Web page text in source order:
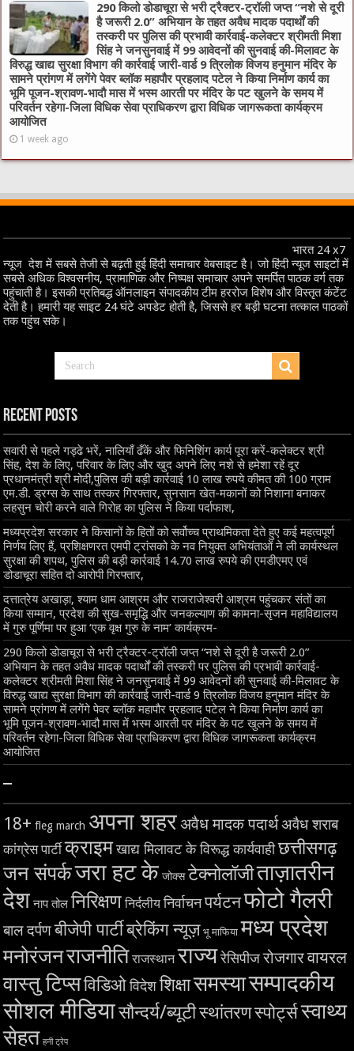
290 किलो डोडाचूरा से भरी ट्रैक्टर-ट्रॉली जप्त “नशे से दूरी
है जरूरी 2.0” अभियान के तहत अवैध मादक पदार्थों की
तस्करी पर पुलिस की प्रभावी कार्रवाई-कलेक्टर श्रीमती मिशा
सिंह ने जनसुनवाई में 99 आवेदनों की सुनवाई की-मिलावट के
विरुद्ध खाद्य सुरक्षा विभाग की कार्रवाई जारी-वार्ड 9 त्रिलोक विजय हनुमान मंदिर के
सामने प्रांगण में लगेंगे पेवर ब्लॉक महापौर प्रहलाद पटेल ने किया निर्माण कार्य का
भूमि पूजन-श्रावण-भादौ मास में भस्म आरती पर मंदिर के पट खुलने के समय में
परिवर्तन रहेगा-जिला विधिक सेवा प्राधिकरण द्वारा विधिक जागरूकता कार्यक्रम
आयोजित
1 week ago
भारत 24 x7
न्यूज देश में सबसे तेजी से बढ़ती हुई हिंदी समाचार वेबसाइट है। जो हिंदी न्यूज साइटों में
सबसे अधिक विश्वसनीय, प्रामाणिक और निष्पक्ष समाचार अपने समर्पित पाठक वर्ग तक
पहुंचाती है। इसकी प्रतिबद्ध ऑनलाइन संपादकीय टीम हररोज विशेष और विस्तृत कंटेंट
देती है। हमारी यह साइट 24 घंटे अपडेट होती है, जिससे हर बड़ी घटना तत्काल पाठकों
तक पहुंच सके।
Recent Posts
सवारी से पहले गड्ढे भरें, नालियाँ ढँकें और फिनिशिंग कार्य पूरा करें-कलेक्टर श्री
सिंह, देश के लिए, परिवार के लिए और खुद अपने लिए नशे से हमेशा रहें दूर
प्रधानमंत्री श्री मोदी,पुलिस की बड़ी कार्रवाई 10 लाख रुपये कीमत की 100 ग्राम
एम.डी. ड्रग्स के साथ तस्कर गिरफ्तार, सुनसान खेत-मकानों को निशाना बनाकर
लहसुन चोरी करने वाले गिरोह का पुलिस ने किया पर्दाफाश,
मध्यप्रदेश सरकार ने किसानों के हितों को सर्वोच्च प्राथमिकता देते हुए कई महत्वपूर्ण
निर्णय लिए हैं, प्रशिक्षणरत एमपी ट्रांसको के नव नियुक्त अभियंताओं ने ली कार्यस्थल
सुरक्षा की शपथ, पुलिस की बड़ी कार्रवाई 14.70 लाख रुपये की एमडीएमए एवं
डोडाचूरा सहित दो आरोपी गिरफ्तार,
दत्तात्रेय अखाड़ा, श्याम धाम आश्रम और राजराजेश्वरी आश्रम पहुंचकर संतों का
किया सम्मान, प्रदेश की सुख-समृद्धि और जनकल्याण की कामना-सृजन महाविद्यालय
में गुरु पूर्णिमा पर हुआ ‘एक वृक्ष गुरु के नाम’ कार्यक्रम-
290 किलो डोडाचूरा से भरी ट्रैक्टर-ट्रॉली जप्त “नशे से दूरी है जरूरी 2.0”
अभियान के तहत अवैध मादक पदार्थों की तस्करी पर पुलिस की प्रभावी कार्रवाई-
कलेक्टर श्रीमती मिशा सिंह ने जनसुनवाई में 99 आवेदनों की सुनवाई की-मिलावट के
विरुद्ध खाद्य सुरक्षा विभाग की कार्रवाई जारी-वार्ड 9 त्रिलोक विजय हनुमान मंदिर के
सामने प्रांगण में लगेंगे पेवर ब्लॉक महापौर प्रहलाद पटेल ने किया निर्माण कार्य का
भूमि पूजन-श्रावण-भादौ मास में भस्म आरती पर मंदिर के पट खुलने के समय में
परिवर्तन रहेगा-जिला विधिक सेवा प्राधिकरण द्वारा विधिक जागरूकता कार्यक्रम
आयोजित
–
18+ fleg march अपना शहरअवैध मादक पदार्थअवैध शराब
कांग्रेस पार्टी क्राइमखाद्य मिलावट के विरूद्ध कार्यवाहीछत्तीसगढ़
जन संपर्कजरा हट के जोक्स टेक्नोलॉजीताज़ातरीन
देश नाप तोल निरिक्षण निर्दलीय निर्वाचनपर्यटनफोटो गैलरी
बाल दर्पणबीजेपी पार्टीब्रेकिंग न्यूज़ भू माफिया मध्य प्रदेश
मनोरंजनराजनीति राजस्थान राज्यरेसिपीज रोजगारवायरल
वास्तु टिप्सविडिओ विदेश शिक्षासमस्यासम्पादकीय
सोशल मीडियासौन्दर्य/ब्यूटीस्थांतरणस्पोर्ट्सस्वाथ्य
सेहत हनी ट्रेप